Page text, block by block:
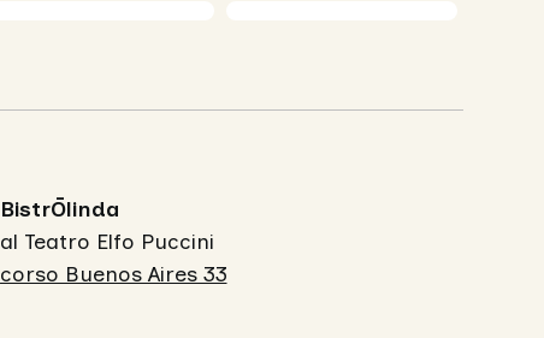
BistrŌlinda
al Teatro Elfo Puccini
corso Buenos Aires 33